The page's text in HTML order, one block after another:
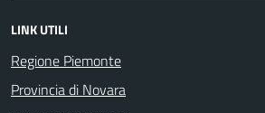
LINK UTILI
Regione Piemonte
Provincia di Novara